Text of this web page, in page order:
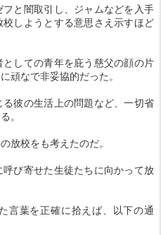
と闇取引し、ジャムなどを入手
しようとする意思さえ示すほど
しての青年を庇う慈父の顔の片
頑なで非妥協的だった。
彼の生活上の問題など、一切省
。
放校をも考えたのだ。
び寄せた生徒たちに向かって放
言葉を正確に拾えば、以下の通